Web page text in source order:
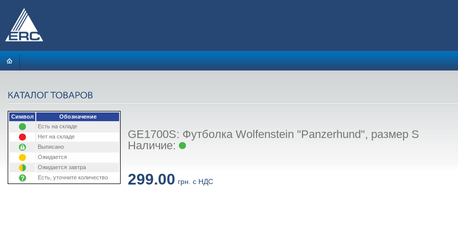
Символ
Обозначение
Есть на складе
Нет на складе
Выписано
Ожидается
Ожидается завтра
Есть, уточните количество
GE1700S: Футболка Wolfenstein "Panzerhund", размер S
Наличие:
299.00 грн. с НДС